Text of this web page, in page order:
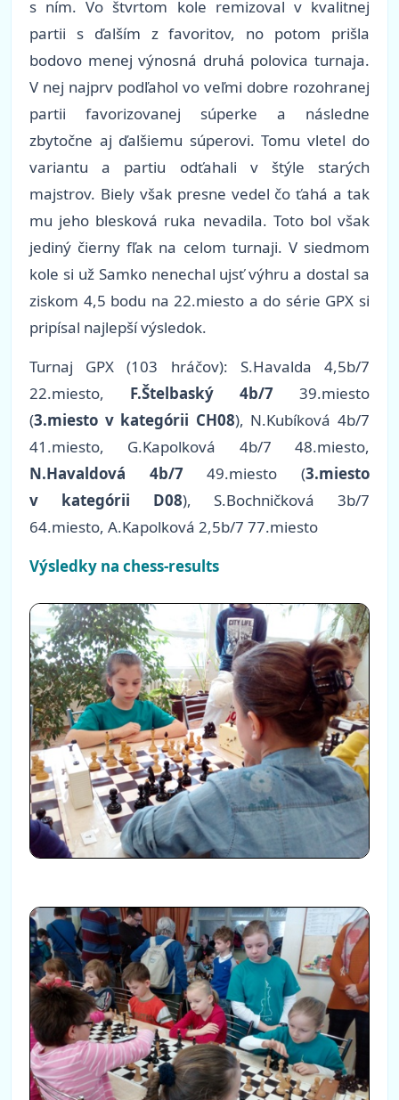
s ním. Vo štvrtom kole remizoval v kvalitnej
partii s ďalším z favoritov, no potom prišla
bodovo menej výnosná druhá polovica turnaja.
V nej najprv podľahol vo veľmi dobre rozohranej
partii favorizovanej súperke a následne
zbytočne aj ďalšiemu súperovi. Tomu vletel do
variantu a partiu odťahali v štýle starých
majstrov. Biely však presne vedel čo ťahá a tak
mu jeho blesková ruka nevadila. Toto bol však
jediný čierny fľak na celom turnaji. V siedmom
kole si už Samko nenechal ujsť výhru a dostal sa
ziskom 4,5 bodu na 22.miesto a do série GPX si
pripísal najlepší výsledok.
Turnaj GPX (103 hráčov): S.Havalda 4,5b/7
22.miesto, F.Štelbaský 4b/7 39.miesto
(3.miesto v kategórii CH08), N.Kubíková 4b/7
41.miesto, G.Kapolková 4b/7 48.miesto,
N.Havaldová 4b/749.miesto (3.miesto
v kategórii D08), S.Bochničková 3b/7
64.miesto, A.Kapolková 2,5b/7 77.miesto
Výsledky na chess-results